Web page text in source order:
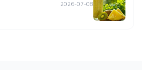
2026-07-08